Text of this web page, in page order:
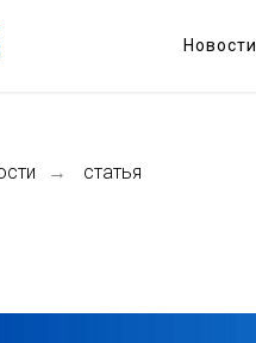
Новости
→ статья